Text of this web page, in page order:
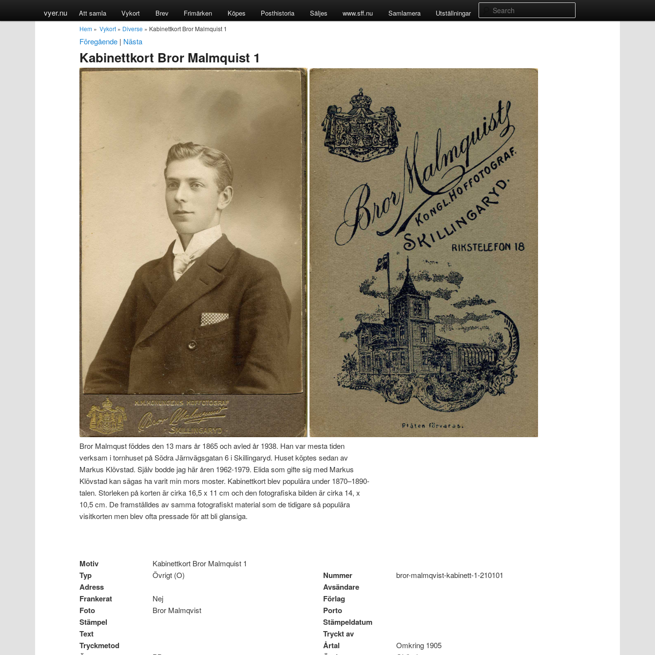
vyer.nu Att samla Vykort Brev Frimärken Köpes Posthistoria Säljes www.sff.nu Samlamera Utställningar Search
Hem » Vykort » Diverse » Kabinettkort Bror Malmquist 1
Föregående | Nästa
Kabinettkort Bror Malmquist 1
Bror Malmqust föddes den 13 mars år 1865 och avled år 1938. Han var mesta tiden
verksam i tornhuset på Södra Järnvägsgatan 6 i Skillingaryd. Huset köptes sedan av
Markus Klövstad. Själv bodde jag här åren 1962-1979. Elida som gifte sig med Markus
Klövstad kan sägas ha varit min mors moster. Kabinettkort blev populära under 1870–1890-
talen. Storleken på korten är cirka 16,5 x 11 cm och den fotografiska bilden är cirka 14, x
10,5 cm. De framställdes av samma fotografiskt material som de tidigare så populära
visitkorten men blev ofta pressade för att bli glansiga.
Motiv Kabinettkort Bror Malmquist 1
Typ Övrigt (O) Nummer bror-malmqvist-kabinett-1-210101
Adress
Avsändare
Frankerat
Nej
Förlag
Foto
Bror Malmqvist
Porto
Stämpel
Stämpeldatum
Text
Tryckt av
Tryckmetod
Årtal Omkring 1905